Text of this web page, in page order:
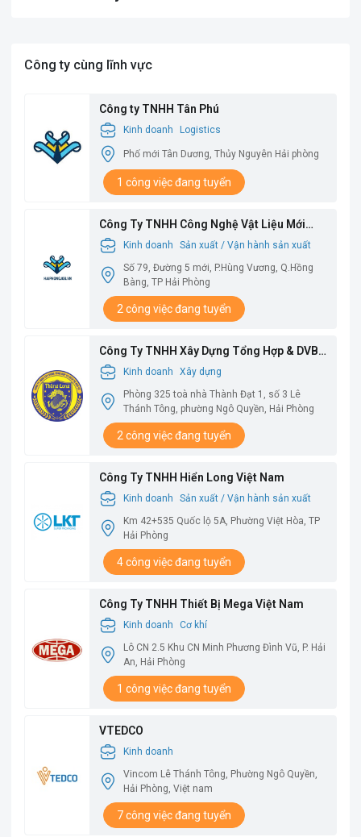
Công ty cùng lĩnh vực
Công ty TNHH Tân Phú
Kinh doanh Logistics
Phố mới Tân Dương, Thủy Nguyên Hải phòng
1 công việc đang tuyển
Công Ty TNHH Công Nghệ Vật Liệu Mới
Babysbreath
Kinh doanh
Sản xuất / Vận hành sản xuất
Số 79, Đường 5 mới, P.Hùng Vương, Q.Hồng
Bàng, TP Hải Phòng
2 công việc đang tuyển
Công Ty TNHH Xây Dựng Tổng Hợp & DVBV
Thăng Long
Kinh doanh
Xây dựng
Phòng 325 toà nhà Thành Đạt 1, số 3 Lê
Thánh Tông, phường Ngô Quyền, Hải Phòng
2 công việc đang tuyển
Công Ty TNHH Hiển Long Việt Nam
Kinh doanh
Sản xuất / Vận hành sản xuất
Km 42+535 Quốc lộ 5A, Phường Việt Hòa, TP
Hải Phòng
4 công việc đang tuyển
Công Ty TNHH Thiết Bị Mega Việt Nam
Kinh doanh
Cơ khí
Lô CN 2.5 Khu CN Minh Phương Đình Vũ, P. Hải
An, Hải Phòng
1 công việc đang tuyển
VTEDCO
Kinh doanh
Vincom Lê Thánh Tông, Phường Ngô Quyền,
Hải Phòng, Việt nam
7 công việc đang tuyển